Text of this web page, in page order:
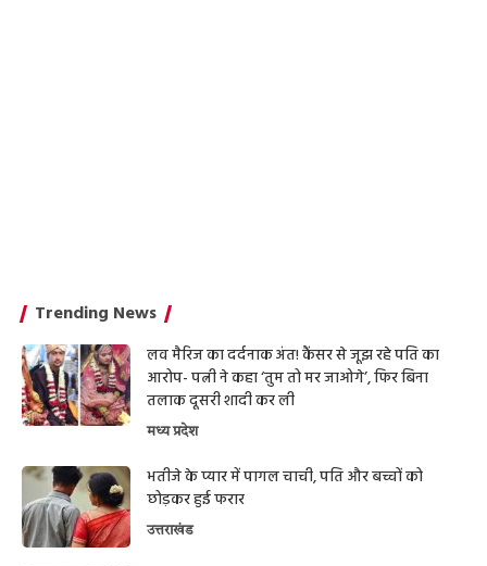
Trending News
लव मैरिज का दर्दनाक अंत! कैंसर से जूझ रहे पति का
आरोप- पत्नी ने कहा ‘तुम तो मर जाओगे’, फिर बिना
तलाक दूसरी शादी कर ली
मध्य प्रदेश
भतीजे के प्यार में पागल चाची, पति और बच्चों को
छोड़कर हुई फरार
उत्तराखंड